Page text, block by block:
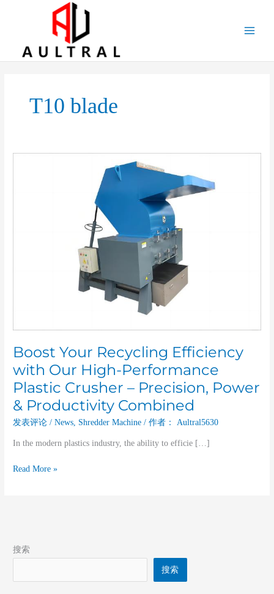
T10 blade
Boost Your Recycling Efficiency
with Our High-Performance
Plastic Crusher – Precision, Power
& Productivity Combined
发表评论 /News, Shredder Machine / 作者： Aultral5630
In the modern plastics industry, the ability to efficie […]
Productivity
Read More »
搜索
搜索